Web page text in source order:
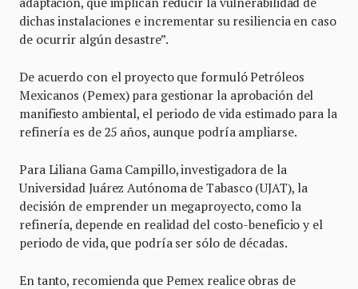
dichas instalaciones e incrementar su resiliencia en caso
de ocurrir algún desastre”.
De acuerdo con el proyecto que formuló Petróleos
Mexicanos (Pemex) para gestionar la aprobación del
manifiesto ambiental, el periodo de vida estimado para la
refinería es de 25 años, aunque podría ampliarse.
Para Liliana Gama Campillo, investigadora de la
Universidad Juárez Autónoma de Tabasco (UJAT), la
decisión de emprender un megaproyecto, como la
refinería, depende en realidad del costo-beneficio y el
periodo de vida, que podría ser sólo de décadas.
En tanto, recomienda que Pemex realice obras de